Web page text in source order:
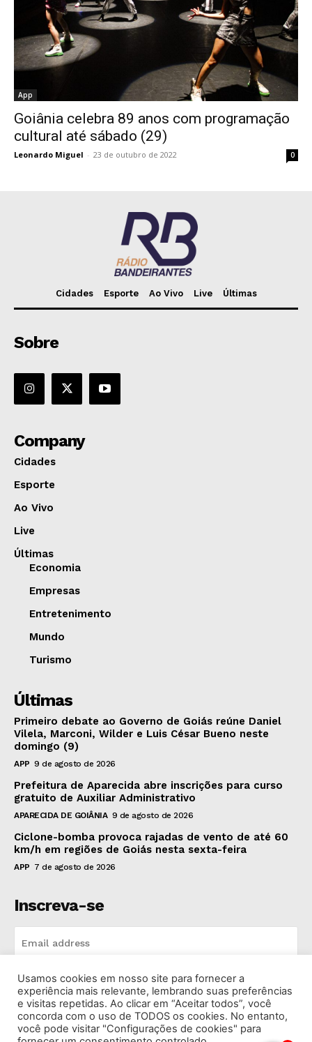
App
Goiânia celebra 89 anos com programação
cultural até sábado (29)
Leonardo Miguel - 23 de outubro de 2022 0
Cidades Esporte Ao Vivo Live Últimas
Sobre
Company
Cidades
Esporte
Ao Vivo
Live
Últimas
Economia
Empresas
Entretenimento
Mundo
Turismo
Últimas
Primeiro debate ao Governo de Goiás reúne Daniel
Vilela, Marconi, Wilder e Luis César Bueno neste
domingo (9)
APP 9 de agosto de 2026
Prefeitura de Aparecida abre inscrições para curso
gratuito de Auxiliar Administrativo
APARECIDA DE GOIÂNIA 9 de agosto de 2026
Ciclone-bomba provoca rajadas de vento de até 60
km/h em regiões de Goiás nesta sexta-feira
APP 7 de agosto de 2026
Inscreva-se
INSCREVA-SE
I've read and accept thePrivacy Policy.
Usamos cookies em nosso site para fornecer a
experiência mais relevante, lembrando suas preferências
e visitas repetidas. Ao clicar em “Aceitar todos”, você
concorda com o uso de TODOS os cookies. No entanto,
você pode visitar "Configurações de cookies" para